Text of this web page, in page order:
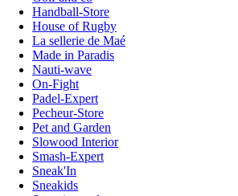
Handball-Store
House of Rugby
La sellerie de Maé
Made in Paradis
Nauti-wave
On-Fight
Padel-Expert
Pecheur-Store
Pet and Garden
Slowood Interior
Smash-Expert
Sneak'In
Sneakids